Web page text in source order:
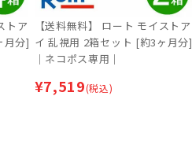
トア
月分]
【送料無料】 ロート モイストア
イ 乱視用 2箱セット [約3ヶ月分]
｜ネコポス専用｜
¥7,519(税込)